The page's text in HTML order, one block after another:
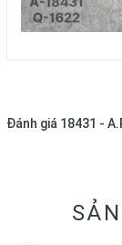
Đánh giá 18431 -